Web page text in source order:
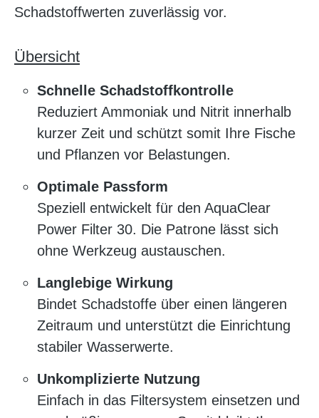
Schadstoffwerten zuverlässig vor.
Übersicht
Schnelle Schadstoffkontrolle
Reduziert Ammoniak und Nitrit innerhalb
kurzer Zeit und schützt somit Ihre Fische
und Pflanzen vor Belastungen.
Optimale Passform
Speziell entwickelt für den AquaClear
Power Filter 30. Die Patrone lässt sich
ohne Werkzeug austauschen.
Langlebige Wirkung
Bindet Schadstoffe über einen längeren
Zeitraum und unterstützt die Einrichtung
stabiler Wasserwerte.
Unkomplizierte Nutzung
Einfach in das Filtersystem einsetzen und